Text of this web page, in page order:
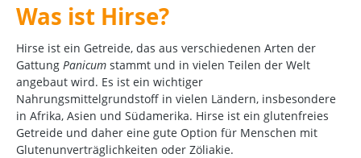
Was ist Hirse?
Hirse ist ein Getreide, das aus verschiedenen Arten der
Gattung Panicum stammt und in vielen Teilen der Welt
angebaut wird. Es ist ein wichtiger
Nahrungsmittelgrundstoff in vielen Ländern, insbesondere
in Afrika, Asien und Südamerika. Hirse ist ein glutenfreies
Getreide und daher eine gute Option für Menschen mit
Glutenunverträglichkeiten oder Zöliakie.